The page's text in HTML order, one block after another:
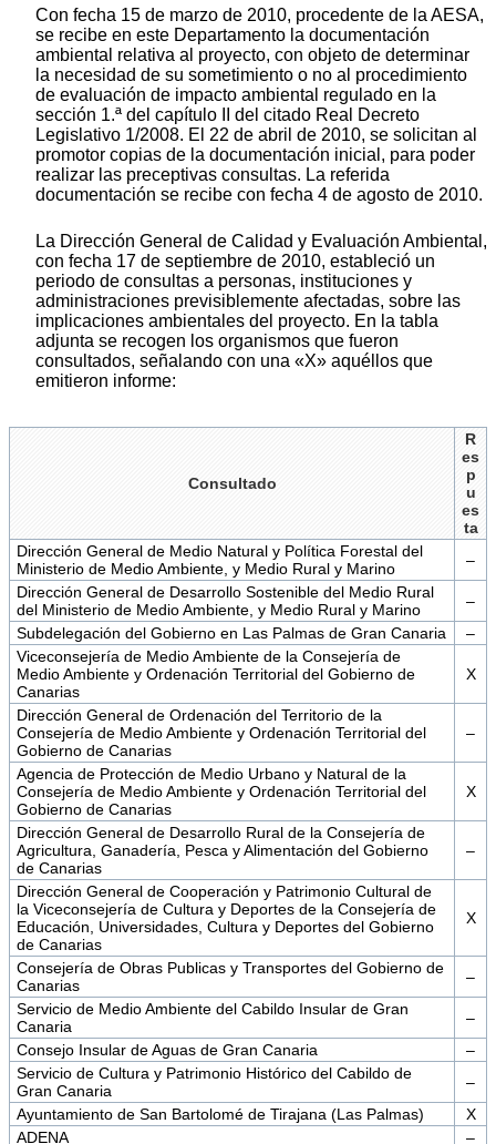
Con fecha 15 de marzo de 2010, procedente de la AESA,
se recibe en este Departamento la documentación
ambiental relativa al proyecto, con objeto de determinar
la necesidad de su sometimiento o no al procedimiento
de evaluación de impacto ambiental regulado en la
sección 1.ª del capítulo II del citado Real Decreto
Legislativo 1/2008. El 22 de abril de 2010, se solicitan al
promotor copias de la documentación inicial, para poder
realizar las preceptivas consultas. La referida
documentación se recibe con fecha 4 de agosto de 2010.
La Dirección General de Calidad y Evaluación Ambiental,
con fecha 17 de septiembre de 2010, estableció un
periodo de consultas a personas, instituciones y
administraciones previsiblemente afectadas, sobre las
implicaciones ambientales del proyecto. En la tabla
adjunta se recogen los organismos que fueron
consultados, señalando con una «X» aquéllos que
emitieron informe:
Consultado
R
es
p
u
es
ta
Dirección General de Medio Natural y Política Forestal del
Ministerio de Medio Ambiente, y Medio Rural y Marino
–
Dirección General de Desarrollo Sostenible del Medio Rural
del Ministerio de Medio Ambiente, y Medio Rural y Marino
–
Subdelegación del Gobierno en Las Palmas de Gran Canaria
–
Viceconsejería de Medio Ambiente de la Consejería de
Medio Ambiente y Ordenación Territorial del Gobierno de
Canarias
X
Dirección General de Ordenación del Territorio de la
Consejería de Medio Ambiente y Ordenación Territorial del
Gobierno de Canarias
–
Agencia de Protección de Medio Urbano y Natural de la
Consejería de Medio Ambiente y Ordenación Territorial del
Gobierno de Canarias
X
Dirección General de Desarrollo Rural de la Consejería de
Agricultura, Ganadería, Pesca y Alimentación del Gobierno
de Canarias
–
Dirección General de Cooperación y Patrimonio Cultural de
la Viceconsejería de Cultura y Deportes de la Consejería de
Educación, Universidades, Cultura y Deportes del Gobierno
de Canarias
X
Consejería de Obras Publicas y Transportes del Gobierno de
Canarias
–
Servicio de Medio Ambiente del Cabildo Insular de Gran
Canaria
–
Consejo Insular de Aguas de Gran Canaria
–
Servicio de Cultura y Patrimonio Histórico del Cabildo de
Gran Canaria
–
Ayuntamiento de San Bartolomé de Tirajana (Las Palmas)
X
ADENA
–